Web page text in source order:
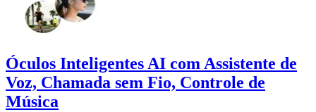
Óculos Inteligentes AI com Assistente de
Voz, Chamada sem Fio, Controle de
Música